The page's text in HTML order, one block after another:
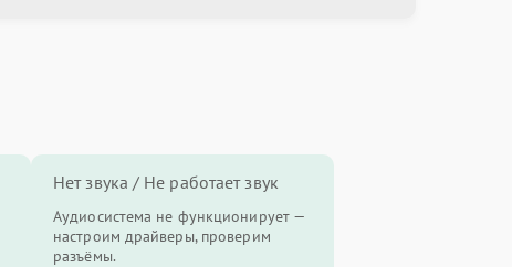
Нет звука / Не работает звук
Аудиосистема не функционирует —
настроим драйверы, проверим
разъёмы.